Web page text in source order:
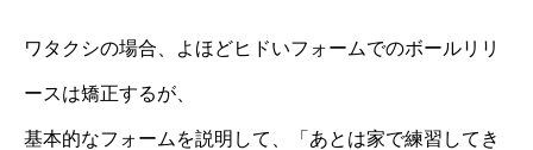
ワタクシの場合、よほどヒドいフォームでのボールリリ
ースは矯正するが、
基本的なフォームを説明して、「あとは家で練習してき